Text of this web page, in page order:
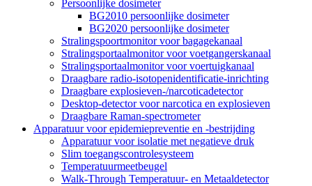
Persoonlijke dosimeter
BG2010 persoonlijke dosimeter
BG2020 persoonlijke dosimeter
Stralingspoortmonitor voor bagagekanaal
Stralingsportaalmonitor voor voetgangerskanaal
Stralingsportaalmonitor voor voertuigkanaal
Draagbare radio-isotopenidentificatie-inrichting
Draagbare explosieven-/narcoticadetector
Desktop-detector voor narcotica en explosieven
Draagbare Raman-spectrometer
Apparatuur voor epidemiepreventie en -bestrijding
Apparatuur voor isolatie met negatieve druk
Slim toegangscontrolesysteem
Temperatuurmeetbeugel
Walk-Through Temperatuur- en Metaaldetector